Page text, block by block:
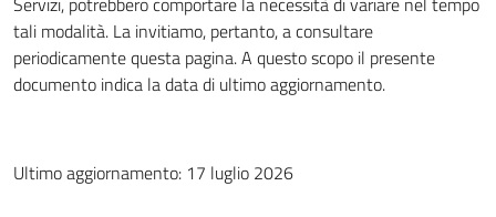
tali modalità. La invitiamo, pertanto, a consultare
periodicamente questa pagina. A questo scopo il presente
documento indica la data di ultimo aggiornamento.
Ultimo aggiornamento: 17 luglio 2026